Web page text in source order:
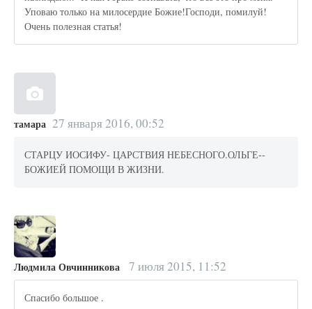
Уповаю только на милосердие Божие!Господи, помилуй!
Очень полезная статья!
тамара 27 января 2016, 00:52
СТАРЦУ ИОСИФУ- ЦАРСТВИЯ НЕБЕСНОГО.ОЛЬГЕ--
БОЖИЕЙ ПОМОЩИ В ЖИЗНИ.
Людмила Овчинникова 7 июля 2015, 11:52
Спасибо большое .